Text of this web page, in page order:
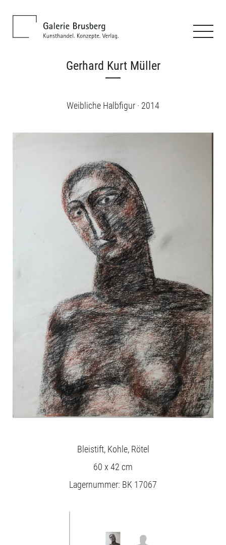
Gerhard Kurt Müller
Weibliche Halbfigur · 2014
Bleistift, Kohle, Rötel
60 x 42 cm
Lagernummer: BK 17067